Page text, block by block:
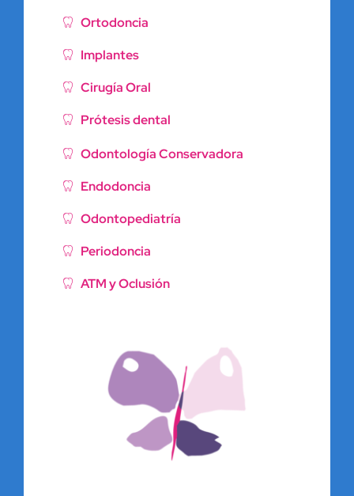
Ortodoncia
Implantes
Cirugía Oral
Prótesis dental
Odontología Conservadora
Endodoncia
Odontopediatría
Periodoncia
ATM y Oclusión